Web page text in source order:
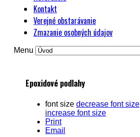
Kontakt
Verejné obstarávanie
Zmazanie osobných údajov
Menu
Epoxidové podlahy
font size decrease font size
increase font size
Print
Email